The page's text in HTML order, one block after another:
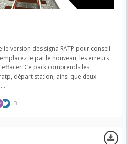
version des signa RATP pour conseil
le par le nouveau, les erreurs
Ce pack comprends les
départ station, ainsi que deux
3